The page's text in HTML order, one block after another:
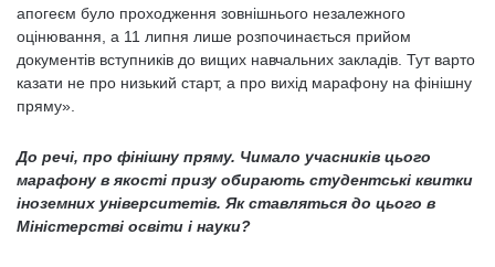
апогеєм було проходження зовнішнього незалежного
оцінювання, а 11 липня лише розпочинається прийом
документів вступників до вищих навчальних закладів. Тут варто
казати не про низький старт, а про вихід марафону на фінішну
пряму».
До речі, про фінішну пряму. Чимало учасників цього
марафону в якості призу обирають студентські квитки
іноземних університетів. Як ставляться до цього в
Міністерстві освіти і науки?